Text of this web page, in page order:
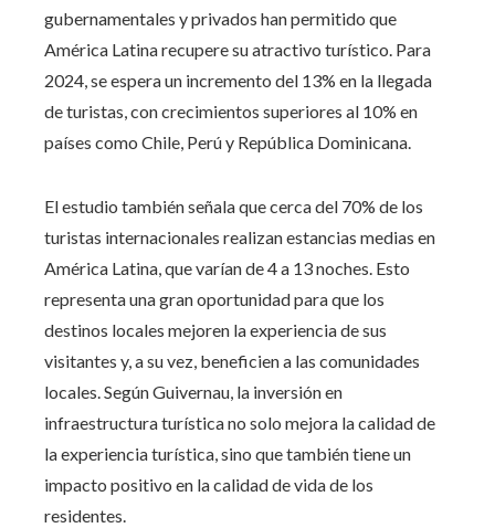
gubernamentales y privados han permitido que
América Latina recupere su atractivo turístico. Para
2024, se espera un incremento del 13% en la llegada
de turistas, con crecimientos superiores al 10% en
países como Chile, Perú y República Dominicana.
El estudio también señala que cerca del 70% de los
turistas internacionales realizan estancias medias en
América Latina, que varían de 4 a 13 noches. Esto
representa una gran oportunidad para que los
destinos locales mejoren la experiencia de sus
visitantes y, a su vez, beneficien a las comunidades
locales. Según Guivernau, la inversión en
infraestructura turística no solo mejora la calidad de
la experiencia turística, sino que también tiene un
impacto positivo en la calidad de vida de los
residentes.